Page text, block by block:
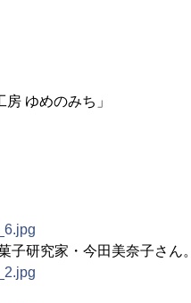
ゆめのみち」
子研究家・今田美奈子さん。